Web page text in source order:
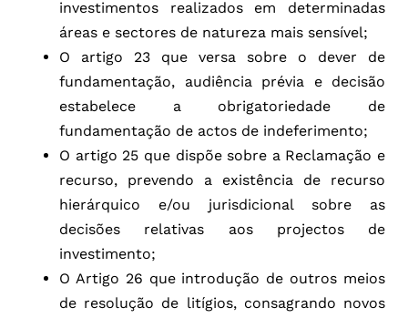
investimentos realizados em determinadas
áreas e sectores de natureza mais sensível;
O artigo 23 que versa sobre o dever de
fundamentação, audiência prévia e decisão
estabelece a obrigatoriedade de
fundamentação de actos de indeferimento;
O artigo 25 que dispõe sobre a Reclamação e
recurso, prevendo a existência de recurso
hierárquico e/ou jurisdicional sobre as
decisões relativas aos projectos de
investimento;
O Artigo 26 que introdução de outros meios
de resolução de litígios, consagrando novos